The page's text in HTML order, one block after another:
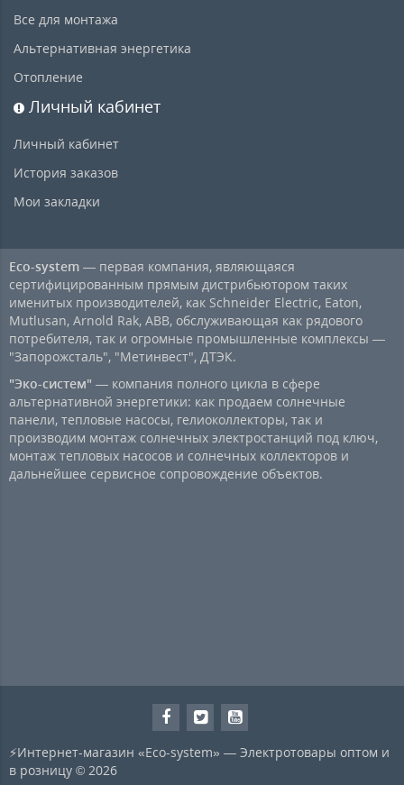
Все для монтажа
Альтернативная энергетика
Отопление
Личный кабинет
Личный кабинет
История заказов
Мои закладки
Eco-system — первая компания, являющаяся
сертифицированным прямым дистрибьютором таких
именитых производителей, как Schneider Electric, Eaton,
Mutlusan, Arnold Rak, ABB, обслуживающая как рядового
потребителя, так и огромные промышленные комплексы —
"Запорожсталь", "Метинвест", ДТЭК.
"Эко-систем" — компания полного цикла в сфере
альтернативной энергетики: как продаем солнечные
панели, тепловые насосы, гелиоколлекторы, так и
производим монтаж солнечных электростанций под ключ,
монтаж тепловых насосов и солнечных коллекторов и
дальнейшее сервисное сопровождение объектов.
⚡Интернет-магазин «Eco-system» — Электротовары оптом и
в розницу © 2026